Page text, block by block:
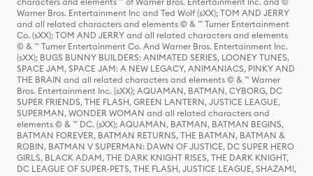
Warner Bros. Entertainment Inc and Ted Wolf (sXX); TOM AND JERRY
and all related characters and elements © & ™ Turner Entertainment
Co. (sXX); TOM AND JERRY and all related characters and elements
© & ™ Turner Entertainment Co. And Warner Bros. Entertainment Inc.
(sXX); BUGS BUNNY BUILDERS: ANIMATED SERIES, LOONEY TUNES,
SPACE JAM, SPACE JAM: A NEW LEGACY, ANIMANIACS, PINKY AND
THE BRAIN and all related characters and elements © & ™ Warner
Bros. Entertainment Inc. (sXX); AQUAMAN, BATMAN, CYBORG, DC
SUPER FRIENDS, THE FLASH, GREEN LANTERN, JUSTICE LEAGUE,
SUPERMAN, WONDER WOMAN and all related characters and
elements © & ™ DC. (sXX); AQUAMAN, BATMAN, BATMAN BEGINS,
BATMAN FOREVER, BATMAN RETURNS, THE BATMAN, BATMAN &
ROBIN, BATMAN V SUPERMAN: DAWN OF JUSTICE, DC SUPER HERO
GIRLS, BLACK ADAM, THE DARK KNIGHT RISES, THE DARK KNIGHT,
DC LEAGUE OF SUPER-PETS, THE FLASH, JUSTICE LEAGUE, SHAZAM!,